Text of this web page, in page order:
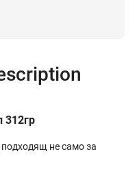
312гр
подходящ не само за